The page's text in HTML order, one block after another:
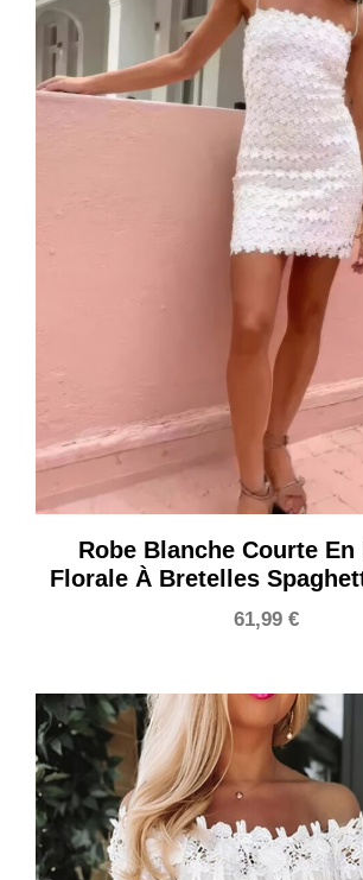
Robe Blanche Courte En
Florale À Bretelles
61,99 €